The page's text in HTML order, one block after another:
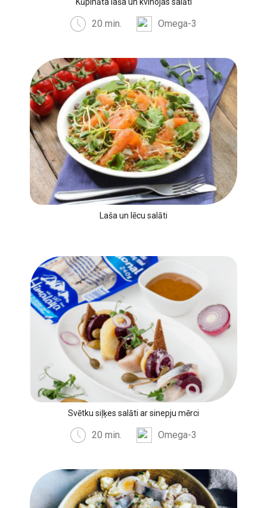
20 min. Omega-3
Laša un lēcu salāti
Svētku siļķes salāti ar sinepju mērci
20 min. Omega-3